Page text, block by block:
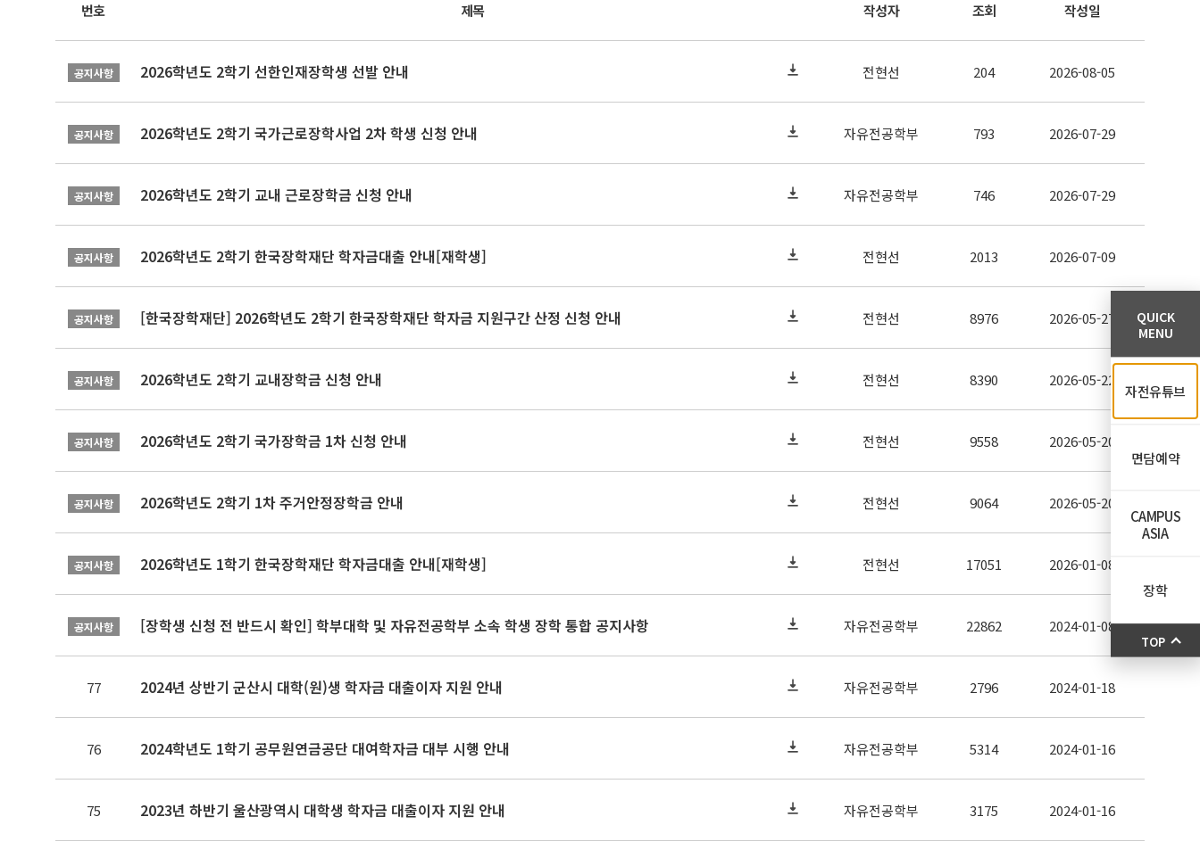
번호 제목 작성자 조회 작성일
공지사항 2026학년도 2학기 선한인재장학생 선발 안내 전현선 204 2026-08-05
공지사항 2026학년도 2학기 국가근로장학사업 2차 학생 신청 안내 자유전공학부 793 2026-07-29
공지사항 2026학년도 2학기 교내 근로장학금 신청 안내 자유전공학부 746 2026-07-29
공지사항 2026학년도 2학기 한국장학재단 학자금대출 안내[재학생] 전현선 2013 2026-07-09
공지사항 [한국장학재단] 2026학년도 2학기 한국장학재단 학자금 지원구간 산정 신청 안내 전현선 8976 2026-05-27
공지사항 2026학년도 2학기 교내장학금 신청 안내 전현선 8390 2026-05-22
공지사항 2026학년도 2학기 국가장학금 1차 신청 안내 전현선 9558 2026-05-20
공지사항 2026학년도 2학기 1차 주거안정장학금 안내 전현선 9064 2026-05-20
공지사항 2026학년도 1학기 한국장학재단 학자금대출 안내[재학생] 전현선 17051 2026-01-08
공지사항 [장학생 신청 전 반드시 확인] 학부대학 및 자유전공학부 소속 학생 장학 통합 공지사항 자유전공학부 22862 2024-01-08
77 2024년 상반기 군산시 대학(원)생 학자금 대출이자 지원 안내 자유전공학부 2796 2024-01-18
76 2024학년도 1학기 공무원연금공단 대여학자금 대부 시행 안내 자유전공학부 5314 2024-01-16
75 2023년 하반기 울산광역시 대학생 학자금 대출이자 지원 안내 자유전공학부 3175 2024-01-16
QUICK
MENU
자전유튜브
면담예약
CAMPUS
ASIA
장학
TOP